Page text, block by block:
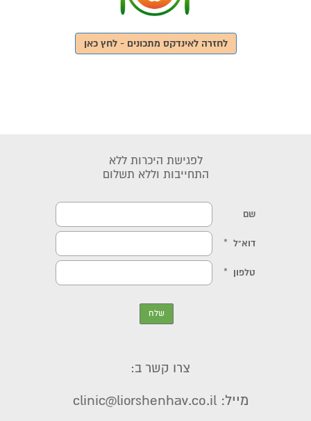
לחזרה לאינדקס מתכונים - לחץ כאן
לפגישת היכרות ללא
התחייבות וללא תשלום
צרו קשר ב:
מייל: clinic@liorshenhav.co.il